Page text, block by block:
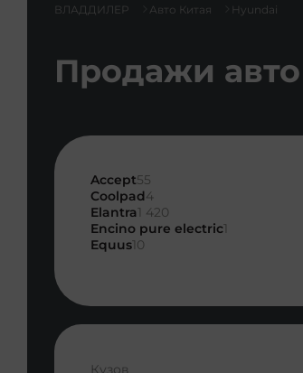
ВЛАДДИЛЕР Авто Китая Hyundai
Продажи
Accept55
Coolpad4
Elantra1 420
Encino pure electric1
Equus10
Кузов